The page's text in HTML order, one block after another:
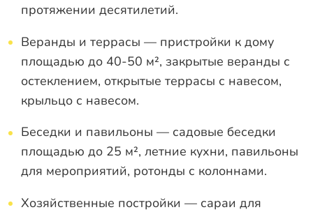
протяжении десятилетий.
Веранды и террасы — пристройки к дому
площадью до 40-50 м², закрытые веранды с
остеклением, открытые террасы с навесом,
крыльцо с навесом.
Беседки и павильоны — садовые беседки
площадью до 25 м², летние кухни, павильоны
для мероприятий, ротонды с колоннами.
Хозяйственные постройки — сараи для